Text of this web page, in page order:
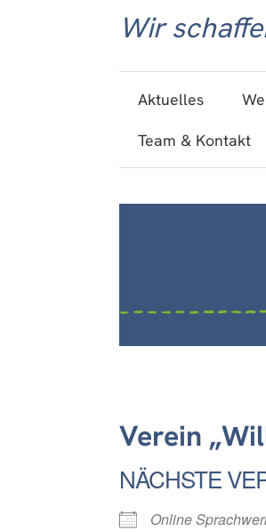
Wir
Aktuelles
Team & Kontakt
Verein
NÄCHSTE
Online